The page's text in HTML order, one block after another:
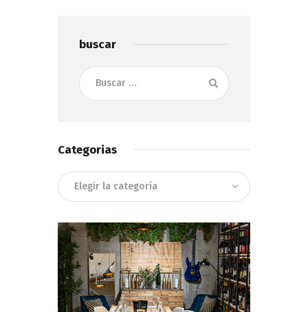
buscar
Buscar:
Categorias
Categorias